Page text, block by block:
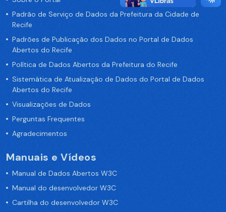
Padrão de Serviço de Dados da Prefeitura da Cidade de
Recife
Padrões de Publicação dos Dados no Portal de Dados
Abertos do Recife
Política de Dados Abertos da Prefeitura do Recife
Sistemática de Atualização de Dados do Portal de Dados
Abertos do Recife
Visualizações de Dados
Perguntas Frequentes
Agradecimentos
Manuais e Vídeos
Manual de Dados Abertos W3C
Manual do desenvolvedor W3C
Cartilha do desenvolvedor W3C